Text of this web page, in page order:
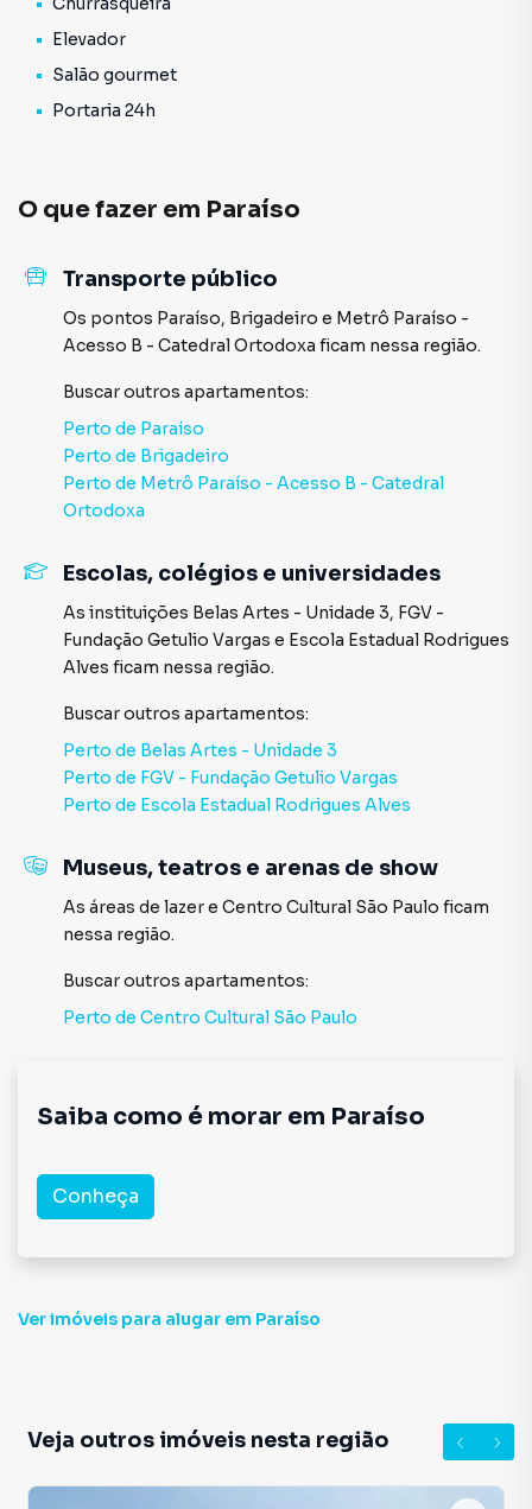
Elevador
Salão gourmet
Portaria 24h
O que fazer em Paraíso
Transporte público
Os pontos Paraíso, Brigadeiro e Metrô Paraíso -
Acesso B - Catedral Ortodoxa ficam nessa região.
Buscar outros apartamentos:
Perto de Paraíso
Perto de Brigadeiro
Perto de Metrô Paraíso - Acesso B - Catedral
Ortodoxa
Escolas, colégios e universidades
As instituições Belas Artes - Unidade 3, FGV -
Fundação Getulio Vargas e Escola Estadual Rodrigues
Alves ficam nessa região.
Buscar outros apartamentos:
Perto de Belas Artes - Unidade 3
Perto de FGV - Fundação Getulio Vargas
Perto de Escola Estadual Rodrigues Alves
Museus, teatros e arenas de show
As áreas de lazere Centro Cultural São Paulo ficam
nessa região.
Buscar outros apartamentos:
Perto de Centro Cultural São Paulo
Saiba como é morar em Paraíso
Conheça
Ver imóveis para alugar em Paraíso
Veja outros imóveis nesta região